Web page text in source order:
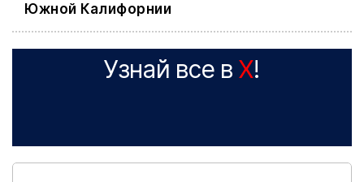
Южной Калифорнии
Узнай все в X!